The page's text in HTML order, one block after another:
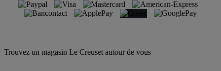
Trouvez un magasin Le Creuset autour de vous